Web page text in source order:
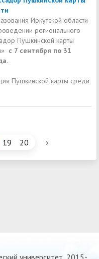
Иркутской области
регионального
Пушкинской карты
с 7 сентября по 31
Пушкинской карты среди
19 20 ›
университет, 2015-